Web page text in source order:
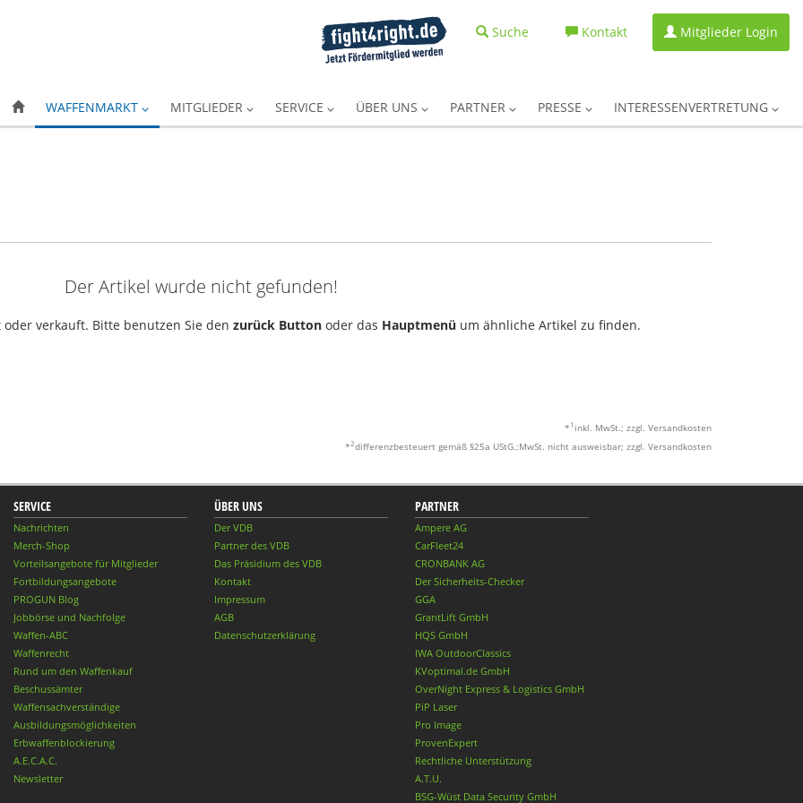
Suche Kontakt Mitglieder Login
WAFFENMARKT MITGLIEDER SERVICE ÜBER UNS PARTNER PRESSE INTERESSENVERTRETUNG
Der Artikel wurde nicht gefunden!
verkauft. Bitte benutzen Sie den zurück Button oder das Hauptmenü um ähnliche Artikel zu finden.
* 1 inkl. MwSt.; zzgl. Versandkosten
*2differenzbesteuert gemäß §25a UStG.;MwSt. nicht ausweisbar; zzgl. Versandkosten
SERVICE
Nachrichten
Merch-Shop
Vorteilsangebote für Mitglieder
Fortbildungsangebote
PROGUN Blog
Jobbörse und Nachfolge
Waffen-ABC
Waffenrecht
Rund um den Waffenkauf
Beschussämter
Waffensachverständige
Ausbildungsmöglichkeiten
Erbwaffenblockierung
A.E.C.A.C.
Newsletter
ÜBER UNS
Der VDB
Partner des VDB
Das Präsidium des VDB
Kontakt
Impressum
AGB
Datenschutzerklärung
PARTNER
Ampere AG
CarFleet24
CRONBANK AG
Der Sicherheits-Checker
GGA
GrantLift GmbH
HQS GmbH
IWA OutdoorClassics
KVoptimal.de GmbH
OverNight Express & Logistics GmbH
PiP Laser
Pro Image
ProvenExpert
Rechtliche Unterstützung
A.T.U.
BSG-Wüst Data Security GmbH